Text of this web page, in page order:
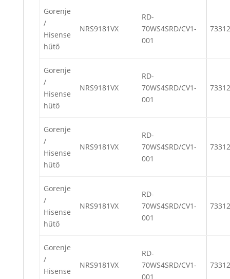
Gorenje
/
Hisense
hűtő
NRS9181VX
RD-
70WS4SRD/CV1-
001
Gorenje
/
Hisense
hűtő
NRS9181VX
RD-
70WS4SRD/CV1-
001
Gorenje
/
Hisense
hűtő
NRS9181VX
RD-
70WS4SRD/CV1-
001
Gorenje
/
Hisense
hűtő
NRS9181VX
RD-
70WS4SRD/CV1-
001
Gorenje
/
Hisense
NRS9181VX
RD-
70WS4SRD/CV1-
001